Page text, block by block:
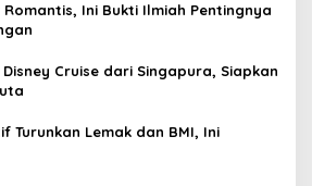
Romantis, Ini Bukti Ilmiah Pentingnya
Cruise dari Singapura, Siapkan
Turunkan Lemak dan BMI, Ini